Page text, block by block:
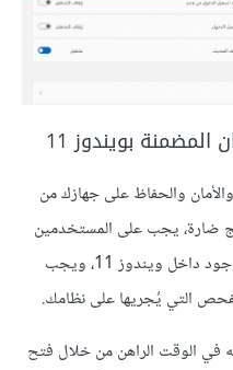
بويندوز 11
والحفاظ على جهازك من
ضارة، يجب على المستخدمين
الاعتماد على تشغيل جدار الحماية الموجود داخل ويندوز 11، ويجب
التي يُجريها على نظامك.
في الوقت الراهن من خلال فتح